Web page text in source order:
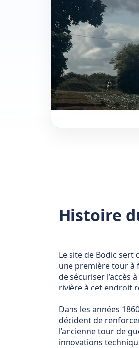
Histoire
Le site de Bodic sert
une première tour à
de sécuriser l’accès
rivière à cet endroit
Dans les années
décident de
l’ancienne tour de
innovations